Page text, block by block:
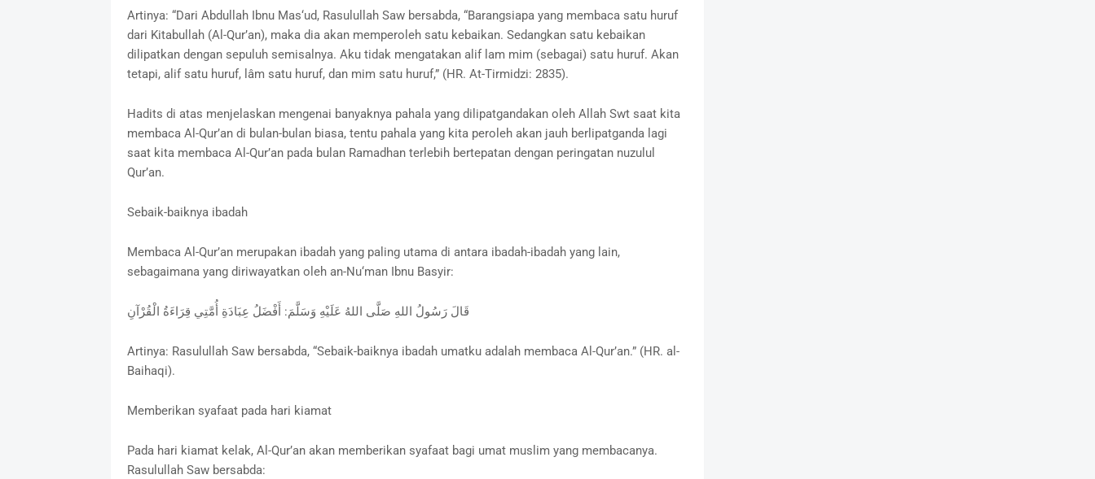
Artinya: “Dari Abdullah Ibnu Mas‘ud, Rasulullah Saw bersabda, “Barangsiapa yang membaca satu huruf
dari Kitabullah (Al-Qur’an), maka dia akan memperoleh satu kebaikan. Sedangkan satu kebaikan
dilipatkan dengan sepuluh semisalnya. Aku tidak mengatakan alif lam mim (sebagai) satu huruf. Akan
tetapi, alif satu huruf, lâm satu huruf, dan mim satu huruf,” (HR. At-Tirmidzi: 2835).
Hadits di atas menjelaskan mengenai banyaknya pahala yang dilipatgandakan oleh Allah Swt saat kita
membaca Al-Qur’an di bulan-bulan biasa, tentu pahala yang kita peroleh akan jauh berlipatganda lagi
saat kita membaca Al-Qur’an pada bulan Ramadhan terlebih bertepatan dengan peringatan nuzulul
Qur’an.
Sebaik-baiknya ibadah
Membaca Al-Qur’an merupakan ibadah yang paling utama di antara ibadah-ibadah yang lain,
sebagaimana yang diriwayatkan oleh an-Nu‘man Ibnu Basyir:
قَالَ رَسُولُ اللهِ صَلَّى اللهُ عَلَيْهِ وَسَلَّمَ: أَفْضَلُ عِبَادَةِ أُمَّتِي قِرَاءَةُ الْقُرْآنِ
Artinya: Rasulullah Saw bersabda, “Sebaik-baiknya ibadah umatku adalah membaca Al-Qur’an.” (HR. al-
Baihaqi).
Memberikan syafaat pada hari kiamat
Pada hari kiamat kelak, Al-Qur’an akan memberikan syafaat bagi umat muslim yang membacanya.
Rasulullah Saw bersabda: